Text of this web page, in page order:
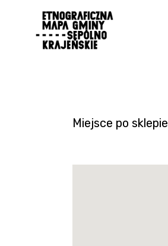
Miejsce po sklepie